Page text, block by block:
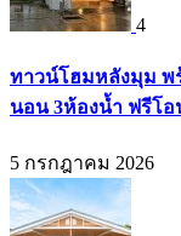
4
ทาวน์โฮมหลังมุม พ
นอน 3ห้องน้ำ ฟรีโอ
5 กรกฎาคม 2026